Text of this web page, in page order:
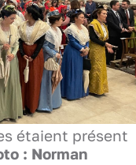
étaient présent
: Norman